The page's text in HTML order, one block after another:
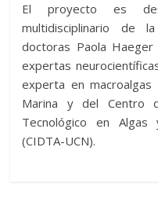
El proyecto es
multidisciplinario de
doctoras Paola
expertas
experta en
Marina y del Centro
Tecnológico en
(CIDTA-UCN).